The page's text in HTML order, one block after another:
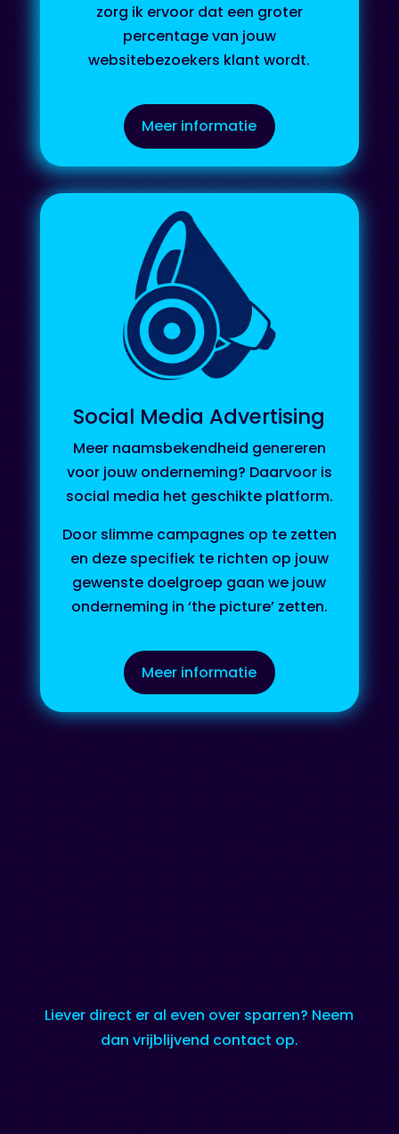
zorg ik ervoor dat een groter
percentage van jouw
websitebezoekers klant wordt.
Meer informatie
Social Media Advertising
Meer naamsbekendheid genereren
voor jouw onderneming? Daarvoor is
social media het geschikte platform.
Door slimme campagnes op te zetten
en deze specifiek te richten op jouw
gewenste doelgroep gaan we jouw
onderneming in ‘the picture’ zetten.
Meer informatie
Liever direct er al even over sparren? Neem
dan vrijblijvend contact op.